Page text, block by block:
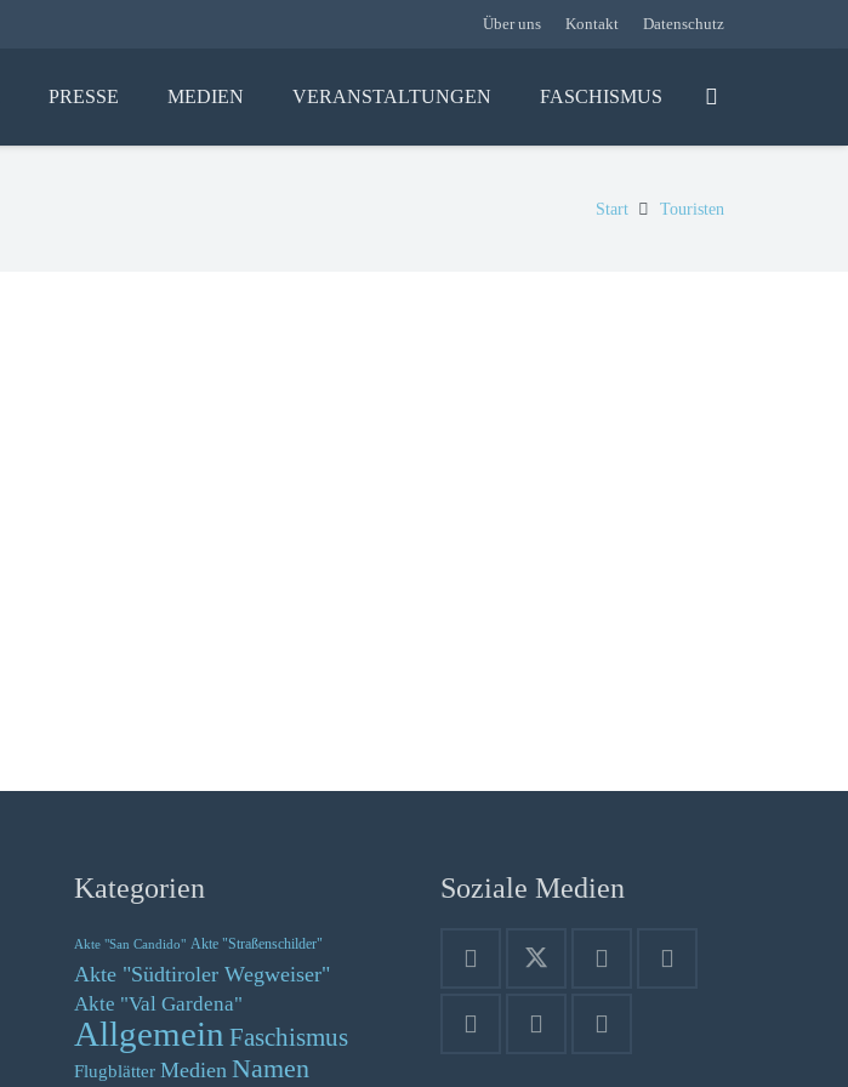
Über uns Kontakt Datenschutz
PRESSE MEDIEN VERANSTALTUNGEN FASCHISMUS
Start Touristen
Kategorien
Akte "San Candido" Akte "Straßenschilder"
Akte "Südtiroler Wegweiser"
Akte "Val Gardena"
Allgemein Faschismus
Flugblätter Medien Namen
Soziale Medien